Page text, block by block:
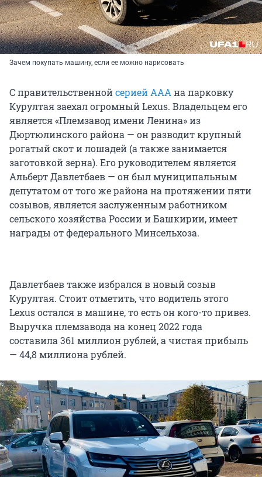
Зачем покупать машину, если ее можно нарисовать
С правительственнойсерией ААА на парковку
Курултая заехал огромный Lexus. Владельцем его
является «Племзавод имени Ленина» из
Дюртюлинского района — он разводит крупный
рогатый скот и лошадей (а также занимается
заготовкой зерна). Его руководителем является
Альберт Давлетбаев — он был муниципальным
депутатом от того же района на протяжении пяти
созывов, является заслуженным работником
сельского хозяйства России и Башкирии, имеет
награды от федерального Минсельхоза.
Давлетбаев также избрался в новый созыв
Курултая. Стоит отметить, что водитель этого
Lexus остался в машине, то есть он кого-то привез.
Выручка племзавода на конец 2022 года
составила 361 миллион рублей, а чистая прибыль
— 44,8 миллиона рублей.